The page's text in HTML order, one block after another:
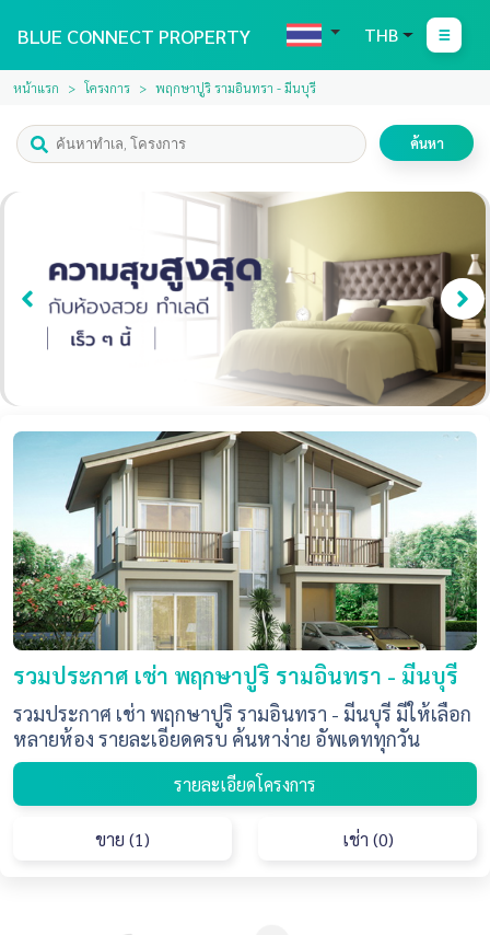
BLUE CONNECT PROPERTY THB
หน้าแรก โครงการ พฤกษาปูริ รามอินทรา - มีนบุรี
ค้นหา
รวมประกาศ เช่า พฤกษาปูริ รามอินทรา - มีนบุรี
รวมประกาศ เช่า พฤกษาปูริ รามอินทรา - มีนบุรี มีให้เลือก
หลายห้อง รายละเอียดครบ ค้นหาง่าย อัพเดททุกวัน
รายละเอียดโครงการ
ขาย (1) เช่า (0)